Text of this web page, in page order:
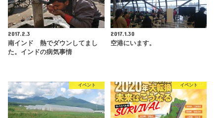
2017.2.3
南インド 熱でダウンしてまし
た。インドの病気事情
2017.1.30
空港にいます。
イベント イベント